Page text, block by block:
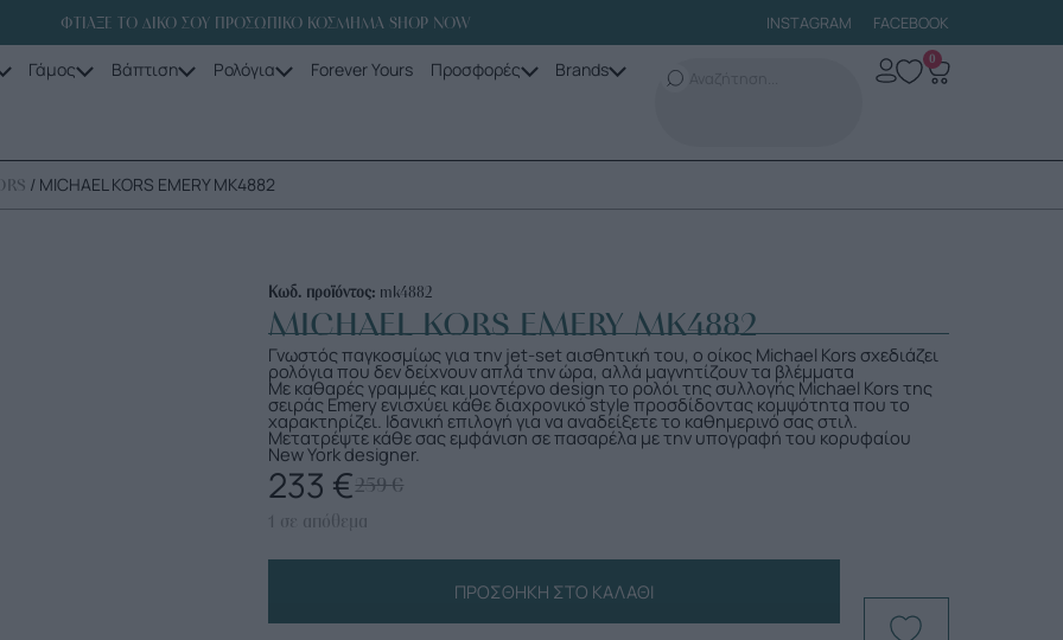
ΦΤΙΑΞΕ ΤΟ ΔΙΚΟ ΣΟΥ ΠΡΟΣΩΠΙΚΟ ΚΟΣΜΗΜΑ SHOP NOW INSTAGRAM FACEBOOK
Γάμος Βάπτιση Ρολόγια Forever Yours Προσφορές Brands 0
/ MICHAEL KORS EMERY MK4882
Κωδ. προϊόντος: mk4882
MICHAEL KORS EMERY MK4882
Γνωστός παγκοσμίως για την jet-set αισθητική του, ο οίκος Michael Kors σχεδιάζει
ρολόγια που δεν δείχνουν απλά την ώρα, αλλά μαγνητίζουν τα βλέμματα
Με καθαρές γραμμές και μοντέρνο design το ρολόι της συλλογής Michael Kors της
σειράς Emery ενισχύει κάθε διαχρονικό style προσδίδοντας κομψότητα που το
χαρακτηρίζει. Ιδανική επιλογή για να αναδείξετε το καθημερινό σας στιλ.
Μετατρέψτε κάθε σας εμφάνιση σε πασαρέλα με την υπογραφή του κορυφαίου
New York designer.
259€
233 €
1 σε απόθεμα
ΠΡΟΣΘΉΚΗ ΣΤΟ ΚΑΛΆΘΙ